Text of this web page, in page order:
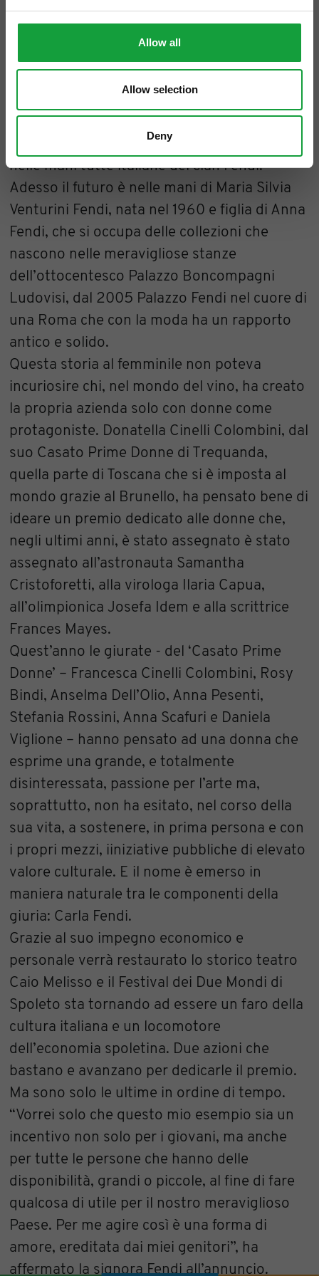
Allow all
Allow selection
Deny
mondo. Ma il marchio Fendi è anche una
breve periodo in cui il marchio divenne uno
dei fiori all’occhiello di LVMH e poi il rientro
nelle mani tutte italiane del clan Fendi.
Adesso il futuro è nelle mani di Maria Silvia
Venturini Fendi, nata nel 1960 e figlia di Anna
Fendi, che si occupa delle collezioni che
nascono nelle meravigliose stanze
dell’ottocentesco Palazzo Boncompagni
Ludovisi, dal 2005 Palazzo Fendi nel cuore di
una Roma che con la moda ha un rapporto
antico e solido.
Questa storia al femminile non poteva
incuriosire chi, nel mondo del vino, ha creato
la propria azienda solo con donne come
protagoniste. Donatella Cinelli Colombini, dal
suo Casato Prime Donne di Trequanda,
quella parte di Toscana che si è imposta al
mondo grazie al Brunello, ha pensato bene di
ideare un premio dedicato alle donne che,
negli ultimi anni, è stato assegnato è stato
assegnato all’astronauta Samantha
Cristoforetti, alla virologa Ilaria Capua,
all’olimpionica Josefa Idem e alla scrittrice
Frances Mayes.
Quest’anno le giurate - del ‘Casato Prime
Donne’ – Francesca Cinelli Colombini, Rosy
Bindi, Anselma Dell’Olio, Anna Pesenti,
Stefania Rossini, Anna Scafuri e Daniela
Viglione – hanno pensato ad una donna che
esprime una grande, e totalmente
disinteressata, passione per l’arte ma,
soprattutto, non ha esitato, nel corso della
sua vita, a sostenere, in prima persona e con
i propri mezzi, iiniziative pubbliche di elevato
valore culturale. E il nome è emerso in
maniera naturale tra le componenti della
giuria: Carla Fendi.
Grazie al suo impegno economico e
personale verrà restaurato lo storico teatro
Caio Melisso e il Festival dei Due Mondi di
Spoleto sta tornando ad essere un faro della
cultura italiana e un locomotore
dell’economia spoletina. Due azioni che
bastano e avanzano per dedicarle il premio.
Ma sono solo le ultime in ordine di tempo.
“Vorrei solo che questo mio esempio sia un
incentivo non solo per i giovani, ma anche
per tutte le persone che hanno delle
disponibilità, grandi o piccole, al fine di fare
qualcosa di utile per il nostro meraviglioso
Paese. Per me agire così è una forma di
amore, ereditata dai miei genitori”, ha
affermato la signora Fendi all’annuncio.